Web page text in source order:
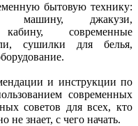
бытовую технику:
машину, джакузи,
современные
сушилки для белья,
и инструкции по
современных
советов для всех, кто
не знает, с чего начать.